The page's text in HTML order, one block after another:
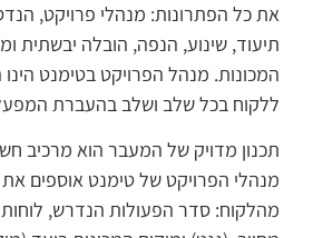
את כל הפתרונות: מנהלי פרויקט,
תיעוד, שינוע, הנפה, הובלה יבשתית
המכונות. מנהל הפרויקט בטימנט
ללקוח בכל שלב ושלב בהעברת
תכנון מדויק של המעבר הוא מרכיב
מנהלי הפרויקט של טימנט אוספים
מהלקוח: סדר הפעולות הנדרש,